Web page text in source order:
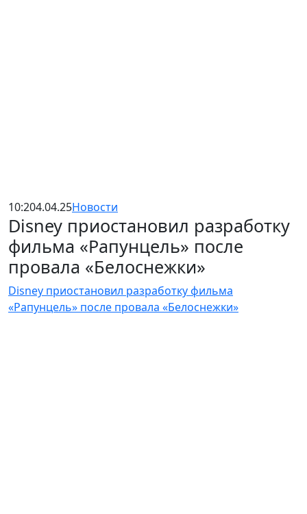
10:204.04.25Новости
Disney приостановил разработку
фильма «Рапунцель» после
провала «Белоснежки»
Disney приостановил разработку фильма
«Рапунцель» после провала «Белоснежки»